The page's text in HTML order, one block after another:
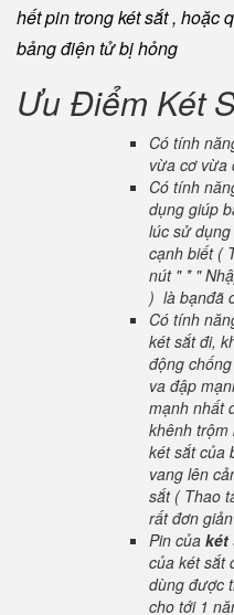
hết pin trong két sắt , hoặc
bảng điện tử bị hỏng
Ưu Điểm Két
Có tính
vừa cơ vừa
Có tính
dụng giúp
lúc sử
cạnh biết (
nút " * "
) là bạnđã
Có tính
két sắt đi,
động
va đập
mạnh nhất
khênh
két sắt của
vang lên
sắt ( Thao
rất đơn
Pin của két
của két sắt
dùng được
cho tới 1